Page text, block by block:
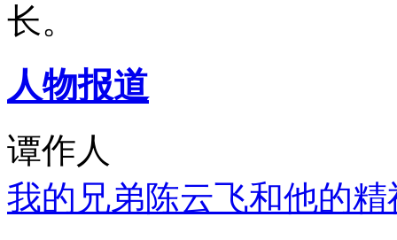
长。
人物报道
谭作人
我的兄弟陈云飞和他的